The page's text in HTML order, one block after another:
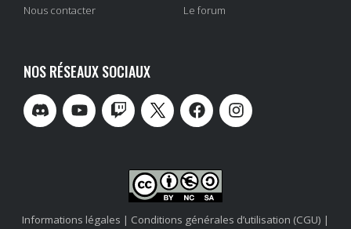
Nous contacter
Le forum
NOS RÉSEAUX SOCIAUX
Informations légales | Conditions générales d’utilisation (CGU) |